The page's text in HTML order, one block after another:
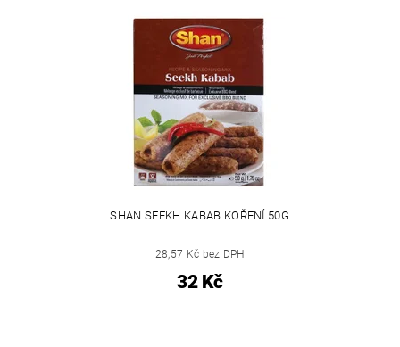
SHAN SEEKH KABAB KOŘENÍ 50G
28,57 Kč bez DPH
32 Kč